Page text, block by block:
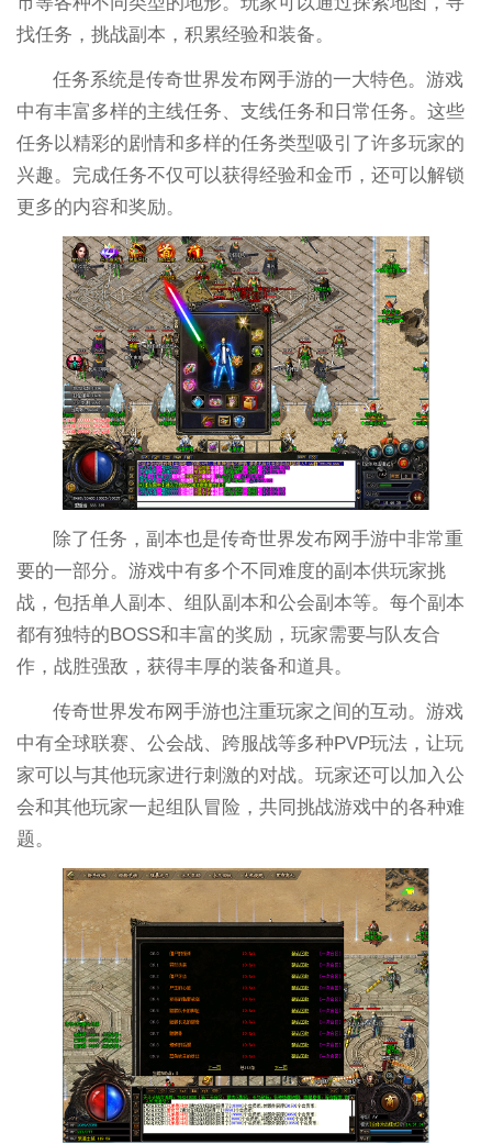
找任务，挑战副本，积累经验和装备。
任务系统是传奇世界发布网手游的一大特色。游戏
中有丰富多样的主线任务、支线任务和日常任务。这些
任务以精彩的剧情和多样的任务类型吸引了许多玩家的
兴趣。完成任务不仅可以获得经验和金币，还可以解锁
更多的内容和奖励。
除了任务，副本也是传奇世界发布网手游中非常重
要的一部分。游戏中有多个不同难度的副本供玩家挑
战，包括单人副本、组队副本和公会副本等。每个副本
都有独特的BOSS和丰富的奖励，玩家需要与队友合
作，战胜强敌，获得丰厚的装备和道具。
传奇世界发布网手游也注重玩家之间的互动。游戏
中有全球联赛、公会战、跨服战等多种PVP玩法，让玩
家可以与其他玩家进行刺激的对战。玩家还可以加入公
会和其他玩家一起组队冒险，共同挑战游戏中的各种难
题。